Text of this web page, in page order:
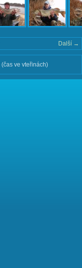
Další →
(čas ve vteřinách)